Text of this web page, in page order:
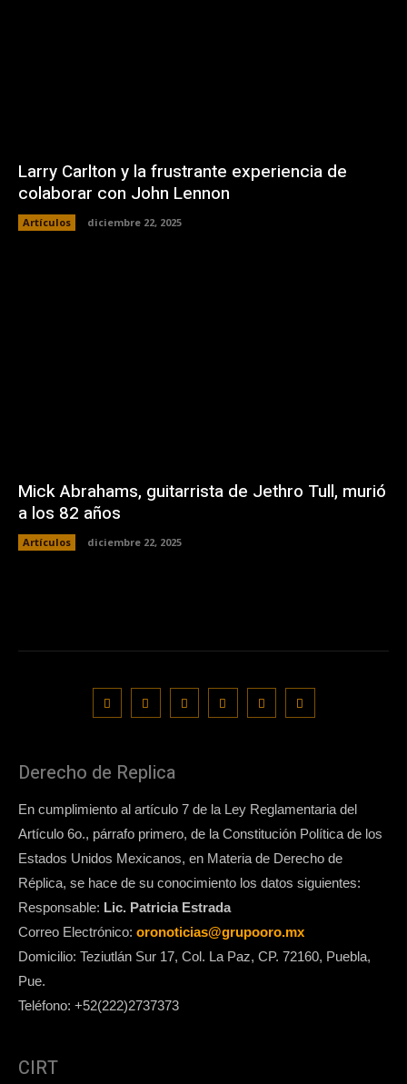
Larry Carlton y la frustrante experiencia de
colaborar con John Lennon
Artículos diciembre 22, 2025
Mick Abrahams, guitarrista de Jethro Tull, murió
a los 82 años
Artículos diciembre 22, 2025
Derecho de Replica
En cumplimiento al artículo 7 de la Ley Reglamentaria del
Artículo 6o., párrafo primero, de la Constitución Política de los
Estados Unidos Mexicanos, en Materia de Derecho de
Réplica, se hace de su conocimiento los datos siguientes:
Responsable: Lic. Patricia Estrada
Correo Electrónico: oronoticias@grupooro.mx
Domicilio: Teziutlán Sur 17, Col. La Paz, CP. 72160, Puebla,
Pue.
Teléfono: +52(222)2737373
CIRT